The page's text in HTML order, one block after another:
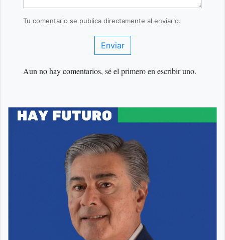
Tu comentario se publica directamente al enviarlo.
Enviar
Aun no hay comentarios, sé el primero en escribir uno.